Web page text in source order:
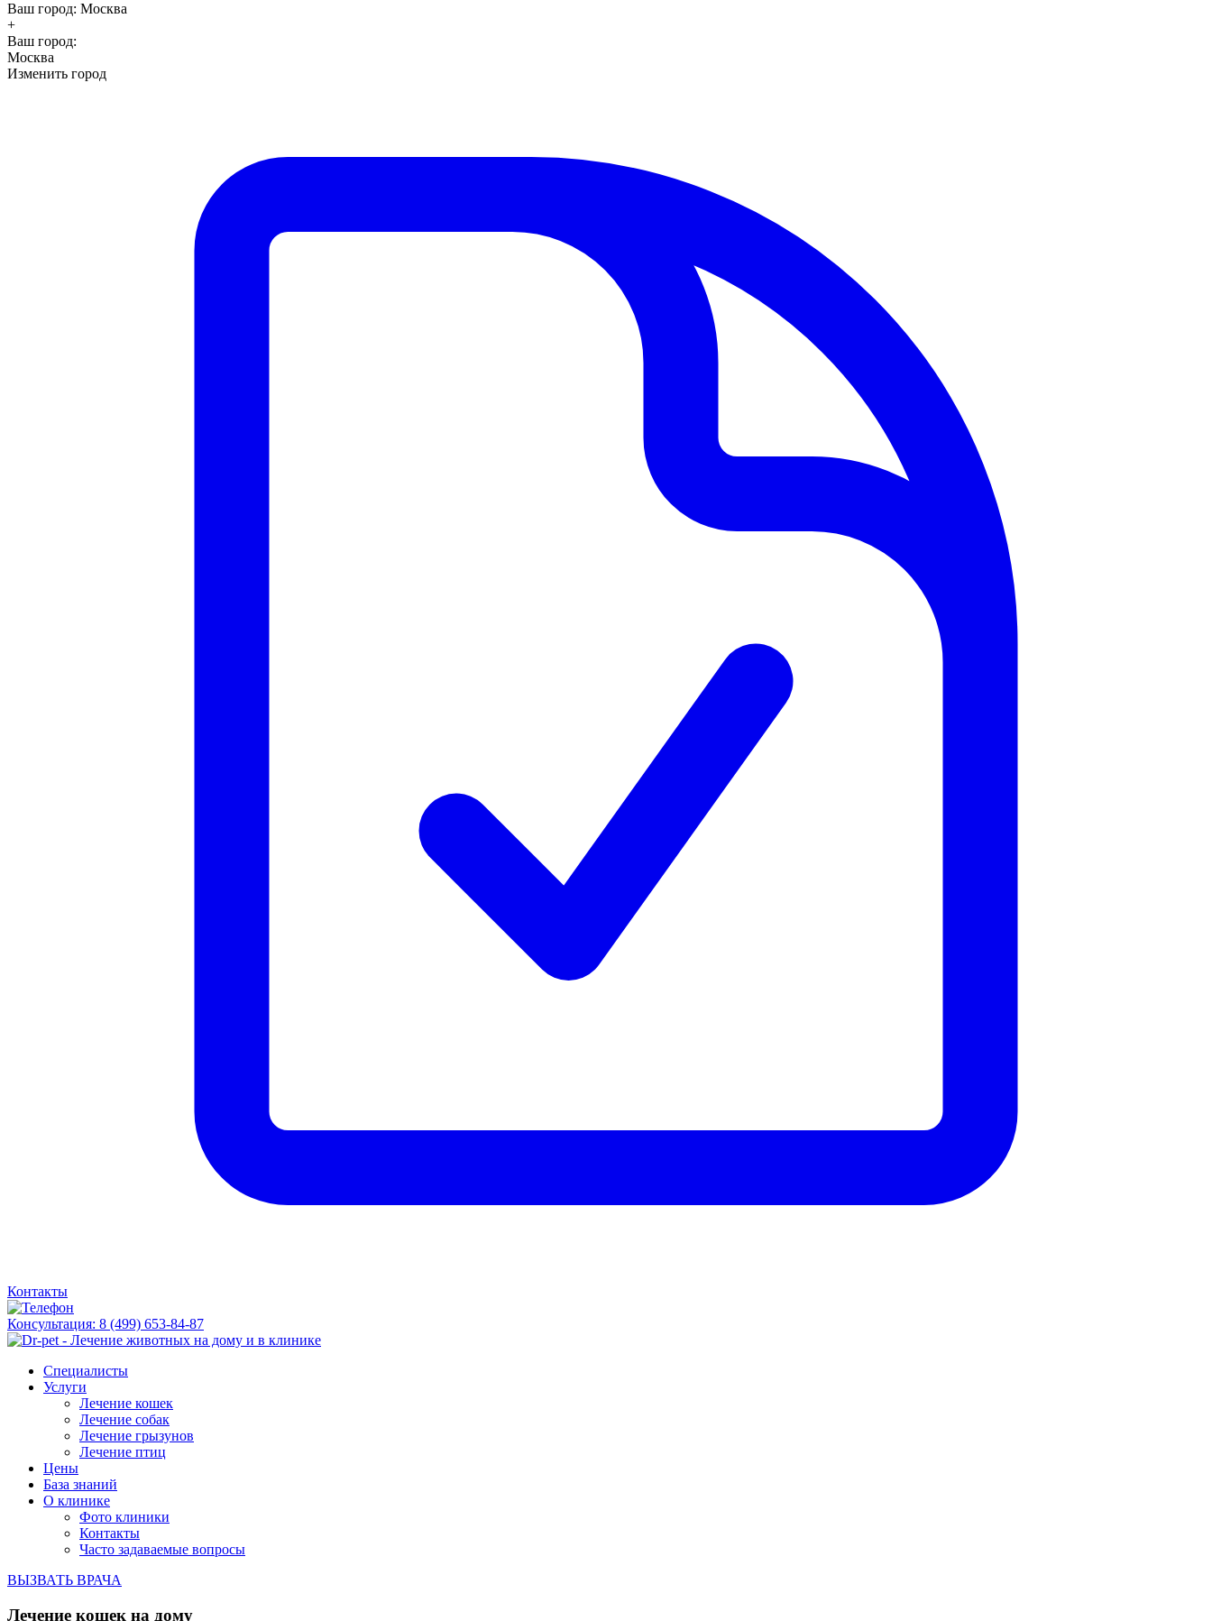
Ваш город: Москва
+
Ваш город:
Москва
Изменить город
Контакты
Консультация: 8 (499) 653-84-87
Специалисты
Услуги
Лечение кошек
Лечение собак
Лечение грызунов
Лечение птиц
Цены
База знаний
О клинике
Фото клиники
Контакты
Часто задаваемые вопросы
ВЫЗВАТЬ ВРАЧА
Лечение кошек на дому